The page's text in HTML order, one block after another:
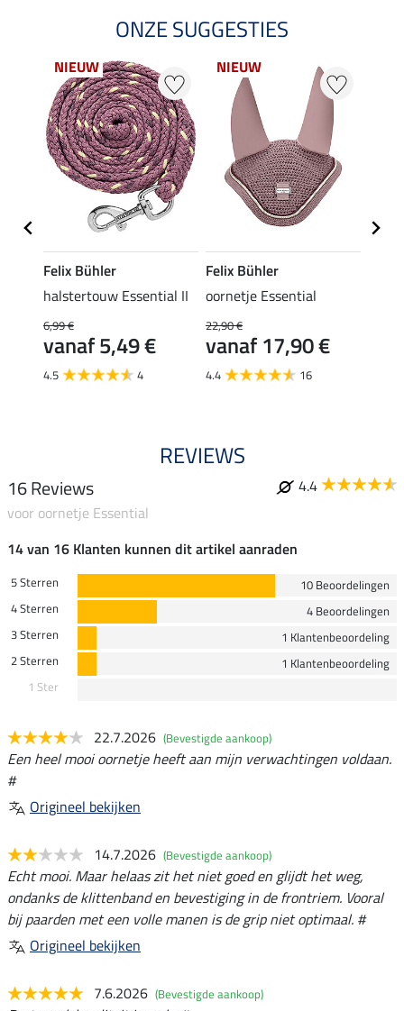
ONZE SUGGESTIES
NIEUW
Felix Bühler
halstertouw Essential II
6,99 €
vanaf 5,49 €
4.5 4
NIEUW
Felix Bühler
oornetje Essential
22,90 €
vanaf 17,90 €
4.4 16
REVIEWS
16 Reviews
4.4
voor oornetje Essential
14 van 16 Klanten kunnen dit artikel aanraden
5 Sterren
10 Beoordelingen
4 Sterren
4 Beoordelingen
3 Sterren
1 Klantenbeoordeling
2 Sterren
1 Klantenbeoordeling
1 Ster
22.7.2026 (Bevestigde aankoop)
Een heel mooi oornetje heeft aan mijn verwachtingen voldaan.
#
Origineel bekijken
14.7.2026 (Bevestigde aankoop)
Echt mooi. Maar helaas zit het niet goed en glijdt het weg,
ondanks de klittenband en bevestiging in de frontriem. Vooral
bij paarden met een volle manen is de grip niet optimaal. #
Origineel bekijken
7.6.2026 (Bevestigde aankoop)